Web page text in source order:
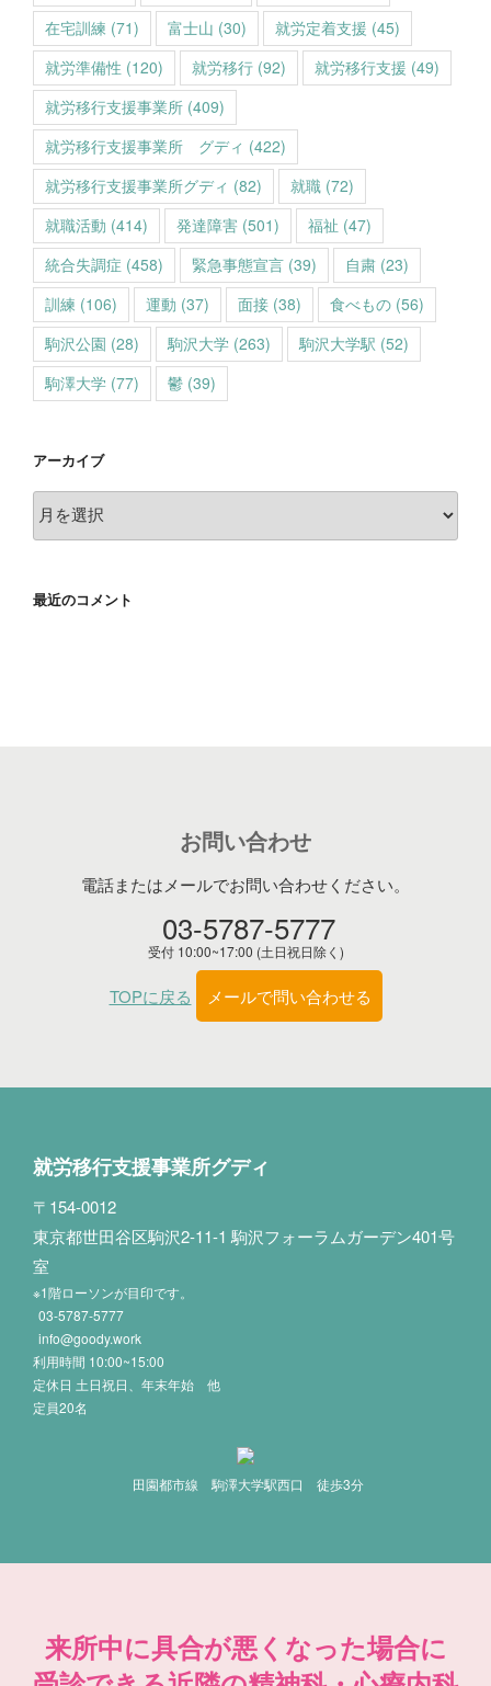
在宅訓練 (71) 富士山 (30) 就労定着支援 (45)
就労準備性 (120) 就労移行 (92) 就労移行支援 (49)
就労移行支援事業所 (409)
就労移行支援事業所 グディ (422)
就労移行支援事業所グディ (82) 就職 (72)
就職活動 (414) 発達障害 (501) 福祉 (47)
統合失調症 (458) 緊急事態宣言 (39) 自粛 (23)
訓練 (106) 運動 (37) 面接 (38) 食べもの (56)
駒沢公園 (28) 駒沢大学 (263) 駒沢大学駅 (52)
駒澤大学 (77) 鬱 (39)
アーカイブ
ア
ー
イ
最近のコメント
お問い合わせ
電話またはメールでお問い合わせください。
03-5787-5777
受付 10:00~17:00 (土日祝日除く)
TOPに戻る メールで問い合わせる
就労移行支援事業所グディ
〒154-0012
東京都世田谷区駒沢2-11-1 駒沢フォーラムガーデン401号
室
※1階ローソンが目印です。
03-5787-5777
info@goody.work
利用時間 10:00~15:00
定休日 土日祝日、年末年始 他
定員20名
田園都市線 駒澤大学駅西口 徒歩3分
来所中に具合が悪くなった場合に